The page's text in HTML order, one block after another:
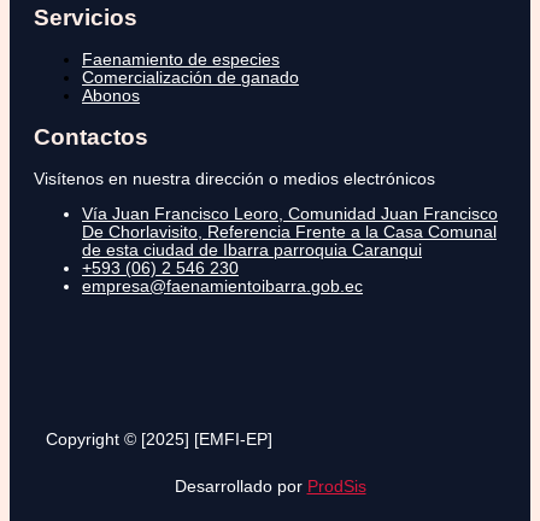
Servicios
Faenamiento de especies
Comercialización de ganado
Abonos
Contactos
Visítenos en nuestra dirección o medios electrónicos
Vía Juan Francisco Leoro, Comunidad Juan Francisco
De Chorlavisito, Referencia Frente a la Casa Comunal
de esta ciudad de Ibarra parroquia Caranqui
+593 (06) 2 546 230
empresa@faenamientoibarra.gob.ec
Copyright © [2025] [EMFI-EP]
Desarrollado por ProdSis